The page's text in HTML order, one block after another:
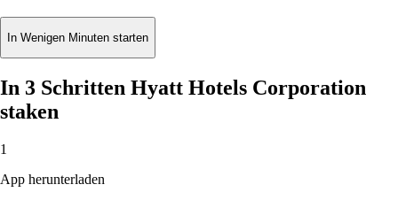
In Wenigen Minuten starten
In 3 Schritten Hyatt Hotels Corporation
staken
1
App herunterladen